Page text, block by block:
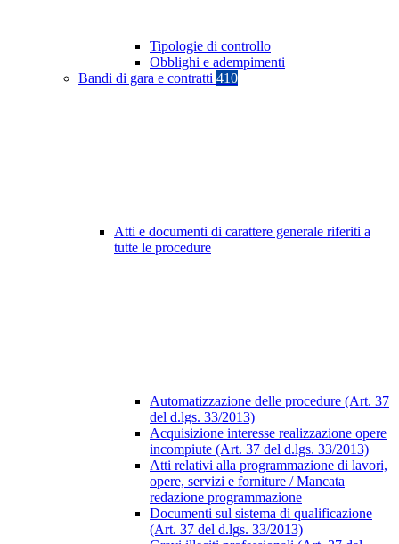
Tipologie di controllo
Obblighi e adempimenti
Bandi di gara e contratti 410
Atti e documenti di carattere generale riferiti a
tutte le procedure
Automatizzazione delle procedure (Art. 37
del d.lgs. 33/2013)
Acquisizione interesse realizzazione opere
incompiute (Art. 37 del d.lgs. 33/2013)
Atti relativi alla programmazione di lavori,
opere, servizi e forniture / Mancata
redazione programmazione
Documenti sul sistema di qualificazione
(Art. 37 del d.lgs. 33/2013)